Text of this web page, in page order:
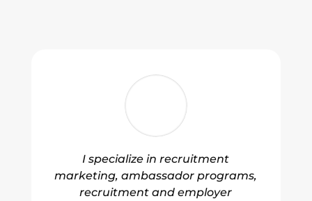
I specialize in recruitment
marketing, ambassador programs,
recruitment and employer